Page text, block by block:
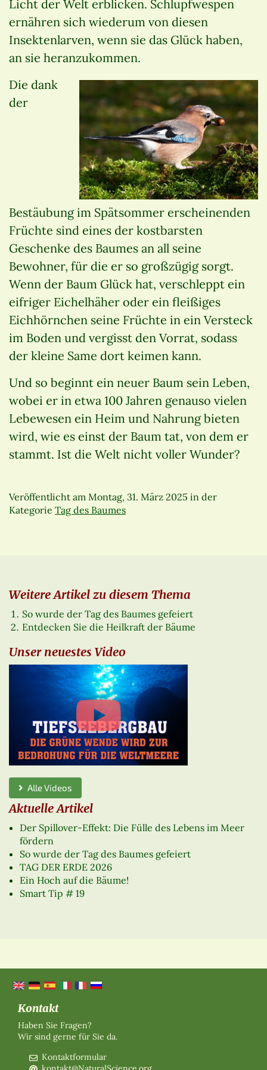
Licht der Welt erblicken. Schlupfwespen
ernähren sich wiederum von diesen
Insektenlarven, wenn sie das Glück haben,
an sie heranzukommen.
Die dank
der
Bestäubung im Spätsommer erscheinenden
Früchte sind eines der kostbarsten
Geschenke des Baumes an all seine
Bewohner, für die er so großzügig sorgt.
Wenn der Baum Glück hat, verschleppt ein
eifriger Eichelhäher oder ein fleißiges
Eichhörnchen seine Früchte in ein Versteck
im Boden und vergisst den Vorrat, sodass
der kleine Same dort keimen kann.
Und so beginnt ein neuer Baum sein Leben,
wobei er in etwa 100 Jahren genauso vielen
Lebewesen ein Heim und Nahrung bieten
wird, wie es einst der Baum tat, von dem er
stammt. Ist die Welt nicht voller Wunder?
Veröffentlicht am Montag, 31. März 2025 in der
Kategorie Tag des Baumes
Weitere Artikel zu diesem Thema
So wurde der Tag des Baumes gefeiert
Entdecken Sie die Heilkraft der Bäume
Unser neuestes Video
Alle Videos
Aktuelle Artikel
Der Spillover-Effekt: Die Fülle des Lebens im Meer
fördern
So wurde der Tag des Baumes gefeiert
TAG DER ERDE 2026
Ein Hoch auf die Bäume!
Smart Tip # 19
Kontakt
Haben Sie Fragen?
Wir sind gerne für Sie da.
Kontaktformular